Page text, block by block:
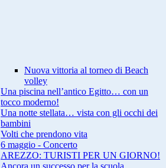
Nuova vittoria al torneo di Beach
volley
Una piscina nell’antico Egitto… con un
tocco moderno!
Una notte stellata… vista con gli occhi dei
bambini
Volti che prendono vita
6 maggio - Concerto
AREZZO: TURISTI PER UN GIORNO!